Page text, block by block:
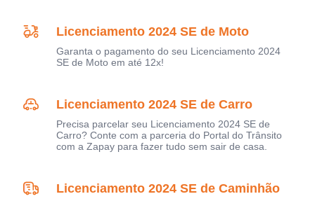
Licenciamento 2024 SE de Moto
Garanta o pagamento do seu Licenciamento 2024
SE de Moto em até 12x!
Licenciamento 2024 SE de Carro
Precisa parcelar seu Licenciamento 2024 SE de
Carro? Conte com a parceria do Portal do Trânsito
com a Zapay para fazer tudo sem sair de casa.
Licenciamento 2024 SE de Caminhão